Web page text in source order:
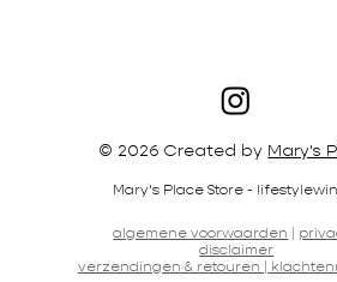
© 2026 Created by Mary's
Mary's Place Store -
algemene voorwaarden
disclaimer
verzendingen & retouren |